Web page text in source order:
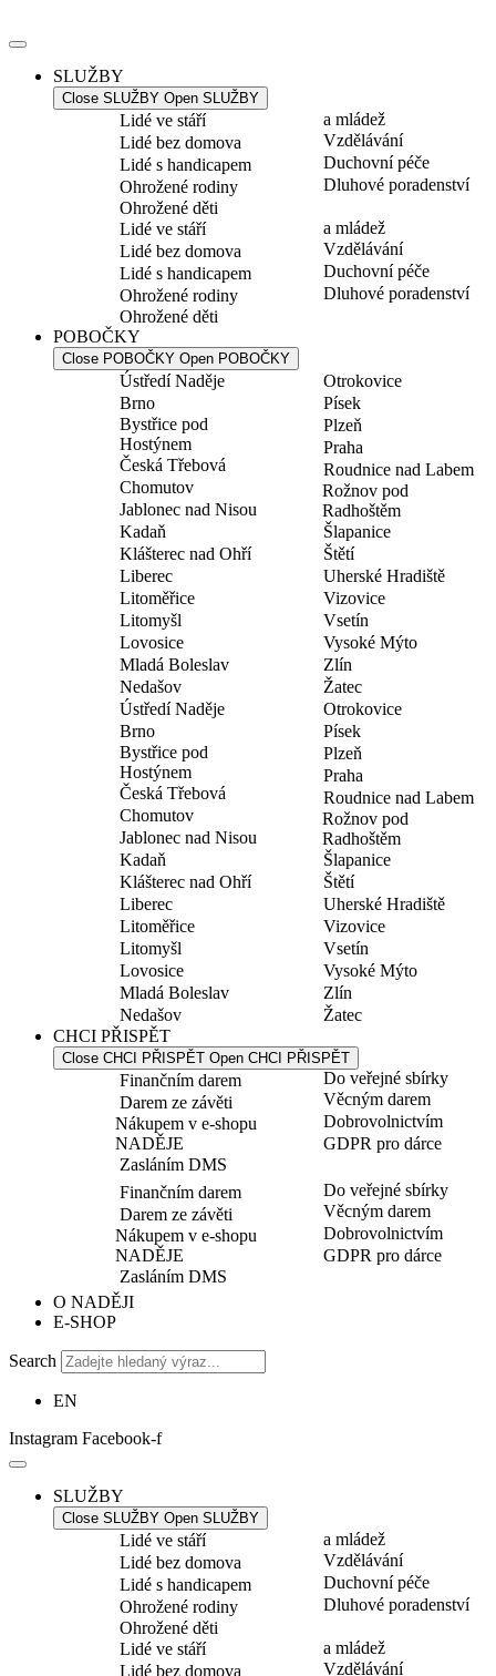
k
SLUŽBY
Close SLUŽBY Open SLUŽBY
Lidé ve stáří
Lidé bez domova
Lidé s handicapem
Ohrožené rodiny
Ohrožené děti
a mládež
Vzdělávání
Duchovní péče
Dluhové poradenství
Lidé ve stáří
Lidé bez domova
Lidé s handicapem
Ohrožené rodiny
Ohrožené děti
a mládež
Vzdělávání
Duchovní péče
Dluhové poradenství
POBOČKY
Close POBOČKY Open POBOČKY
Ústředí Naděje
Brno
Bystřice pod
Hostýnem
Česká Třebová
Chomutov
Jablonec nad Nisou
Kadaň
Klášterec nad Ohří
Liberec
Litoměřice
Litomyšl
Lovosice
Mladá Boleslav
Nedašov
Otrokovice
Písek
Plzeň
Praha
Roudnice nad Labem
Rožnov pod
Radhoštěm
Šlapanice
Štětí
Uherské Hradiště
Vizovice
Vsetín
Vysoké Mýto
Zlín
Žatec
Ústředí Naděje
Brno
Bystřice pod
Hostýnem
Česká Třebová
Chomutov
Jablonec nad Nisou
Kadaň
Klášterec nad Ohří
Liberec
Litoměřice
Litomyšl
Lovosice
Mladá Boleslav
Nedašov
Otrokovice
Písek
Plzeň
Praha
Roudnice nad Labem
Rožnov pod
Radhoštěm
Šlapanice
Štětí
Uherské Hradiště
Vizovice
Vsetín
Vysoké Mýto
Zlín
Žatec
CHCI PŘISPĚT
Close CHCI PŘISPĚT Open CHCI PŘISPĚT
Finančním darem
Darem ze závěti
Nákupem v e-shopu
NADĚJE
Zasláním DMS
Do veřejné sbírky
Věcným darem
Dobrovolnictvím
GDPR pro dárce
Finančním darem
Darem ze závěti
Nákupem v e-shopu
NADĚJE
Zasláním DMS
Do veřejné sbírky
Věcným darem
Dobrovolnictvím
GDPR pro dárce
O NADĚJI
E-SHOP
Search
EN
Instagram Facebook-f
SLUŽBY
Close SLUŽBY Open SLUŽBY
Lidé ve stáří
Lidé bez domova
Lidé s handicapem
Ohrožené rodiny
Ohrožené děti
a mládež
Vzdělávání
Duchovní péče
Dluhové poradenství
Lidé ve stáří
Lidé bez domova
a mládež
Vzdělávání